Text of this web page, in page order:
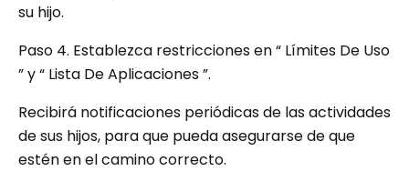
su hijo.
Paso 4. Establezca restricciones en “ Límites De Uso
” y “ Lista De Aplicaciones ”.
Recibirá notificaciones periódicas de las actividades
de sus hijos, para que pueda asegurarse de que
estén en el camino correcto.